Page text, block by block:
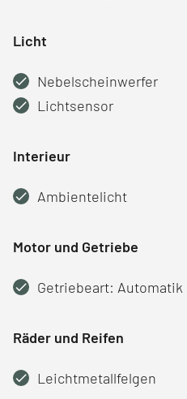
Licht
Nebelscheinwerfer
Lichtsensor
Interieur
Ambientelicht
Motor und Getriebe
Getriebeart: Automatik
Räder und Reifen
Leichtmetallfelgen